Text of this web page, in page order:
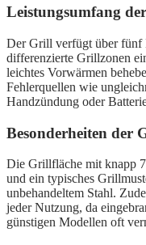
Leistungsumfang
Der Grill verfügt über fünf
differenzierte Grillzonen
leichtes Vorwärmen
Fehlerquellen wie
Handzündung oder
Besonderheiten der
Die Grillfläche mit knapp
und ein typisches
unbehandeltem Stahl.
jeder Nutzung, da
günstigen Modellen oft